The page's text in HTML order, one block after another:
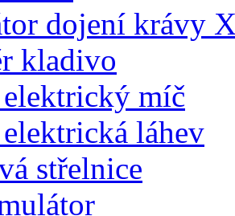
dojení krávy
kladivo
míč
láhev
střelnice